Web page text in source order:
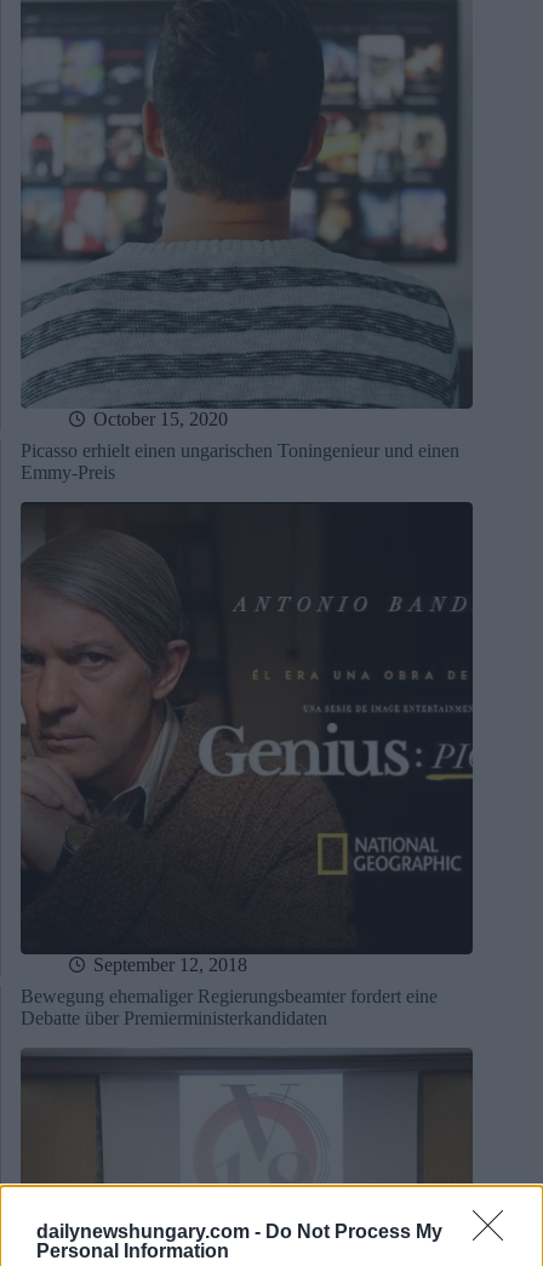
dailynewshungary.com - Do Not Process My
Personal Information
October 15, 2020
Picasso erhielt einen ungarischen Toningenieur und einen
Emmy-Preis
September 12, 2018
Bewegung ehemaliger Regierungsbeamter fordert eine
Debatte über Premierministerkandidaten